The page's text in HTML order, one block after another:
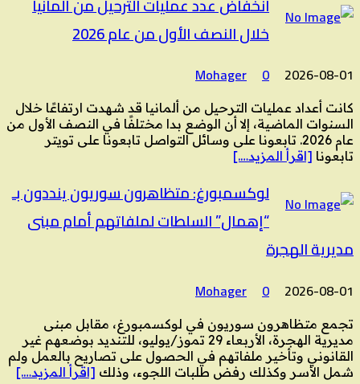
انخفاض عدد عمليات الترحيل من ألمانيا
خلال النصف الأول من عام 2026
2026-08-01
Mohager 0
كانت أعداد عمليات الترحيل من ألمانيا قد شهدت ارتفاعًا خلال
السنوات الماضية، إلا أن الوضع بدا مختلفًا في النصف الأول من
عام 2026. تابعونا على وسائل التواصل تابعونا على تويتر
تابعونا [اقرأ المزيد….]
لوكسمبورغ: متظاهرون سوريون ينددون بـ
“إهمال” السلطات لملفاتهم أمام مبنى
مديرية الهجرة
2026-08-01
Mohager 0
تجمع متظاهرون سوريون في لوكسمبورغ، مقابل مبنى
مديرية الهجرة، الأربعاء 29 تموز/يوليو، للتنديد بوضعهم غير
القانوني وتأخير ملفاتهم في الحصول على تصاريح بالعمل ولم
شمل الأسر وكذلك رفض طلبات اللجوء، وذلك [اقرأ المزيد….]